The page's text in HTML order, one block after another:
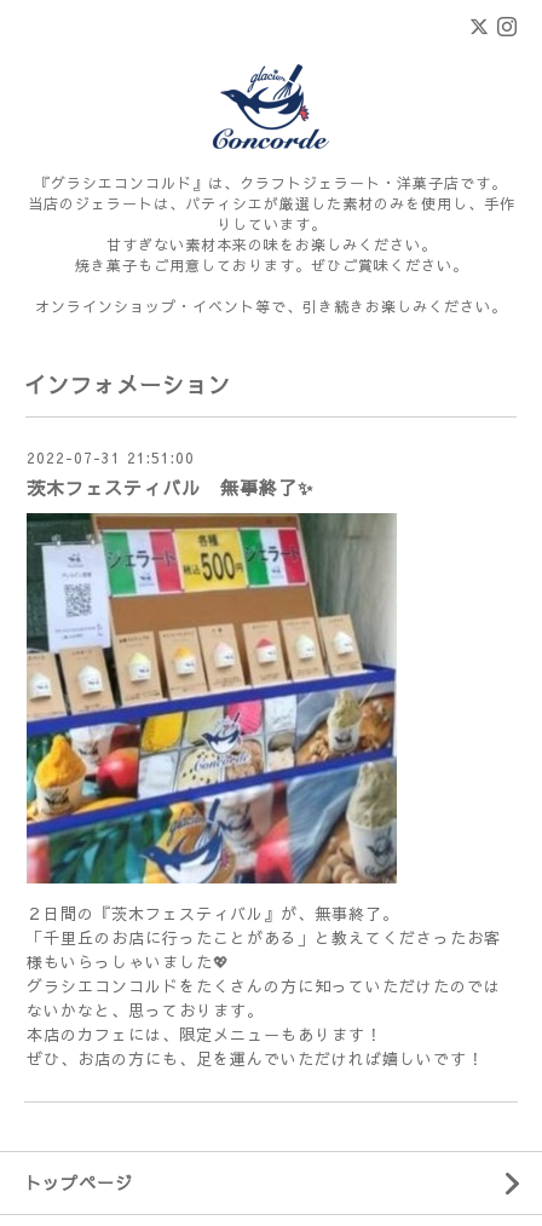
『グラシエコンコルド』は、クラフトジェラート・洋菓子店です。
当店のジェラートは、パティシエが厳選した素材のみを使用し、手作
りしています。
甘すぎない素材本来の味をお楽しみください。
焼き菓子もご用意しております。ぜひご賞味ください。
オンラインショップ・イベント等で、引き続きお楽しみください。
インフォメーション
2022-07-31 21:51:00
茨木フェスティバル 無事終了✨
２日間の『茨木フェスティバル』が、無事終了。
「千里丘のお店に行ったことがある」と教えてくださったお客
様もいらっしゃいました💖
グラシエコンコルドをたくさんの方に知っていただけたのでは
ないかなと、思っております。
本店のカフェには、限定メニューもあります！
ぜひ、お店の方にも、足を運んでいただければ嬉しいです！
トップページ